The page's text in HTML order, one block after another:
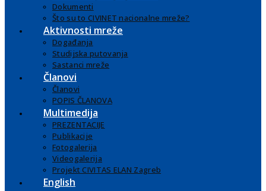
Dokumenti
Što su to CIVINET nacionalne mreže?
Aktivnosti mreže
Događanja
Studijska putovanja
Sastanci mreže
Članovi
Članovi
POPIS ČLANOVA
Multimedija
PREZENTACIJE
Publikacije
Fotogalerija
Videogalerija
Projekt CIVITAS ELAN Zagreb
English